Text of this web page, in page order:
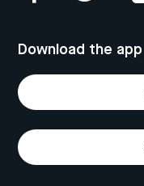
Download the app